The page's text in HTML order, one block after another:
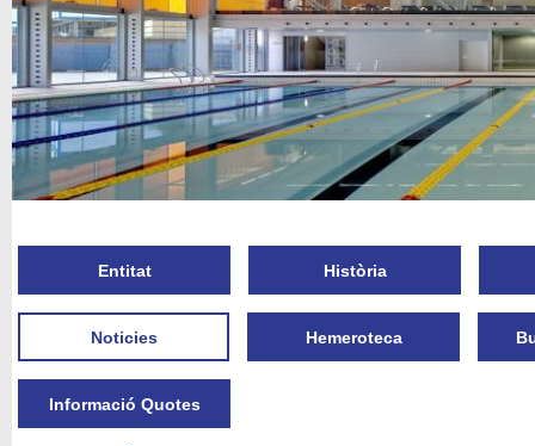
Entitat Història
Noticies Hemeroteca
Informació Quotes